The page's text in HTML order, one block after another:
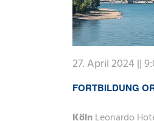
FORTBILDUNG
27. April 2024 ||